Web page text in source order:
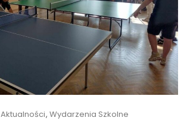
Aktualności, Wydarzenia Szkolne